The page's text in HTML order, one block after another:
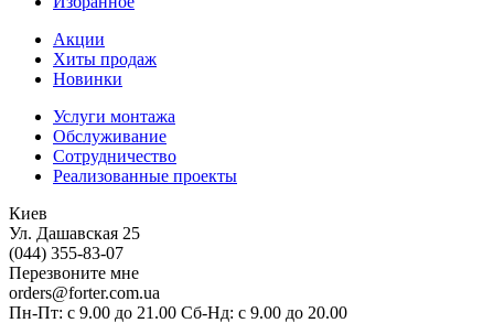
Акции
Хиты продаж
Новинки
Услуги монтажа
Обслуживание
Сотрудничество
Реализованные проекты
Киев
Ул. Дашавская 25
(044) 355-83-07
Перезвоните мне
orders@forter.com.ua
Пн-Пт: с 9.00 до 21.00 Сб-Нд: с 9.00 до 20.00